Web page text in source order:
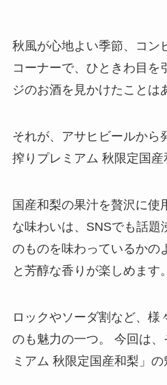
秋風が心地よい季節、コン
コーナーで、ひときわ目を
ジのお酒を見かけたことは
それが、アサヒビールから
搾りプレミアム 秋限定国産
国産和梨の果汁を贅沢に使
な味わいは、SNSでも話題
のものを味わっているかの
と芳醇な香りが楽しめます。
ロックやソーダ割など、様
のも魅力の一つ。 今回は
ミアム 秋限定国産和梨」の